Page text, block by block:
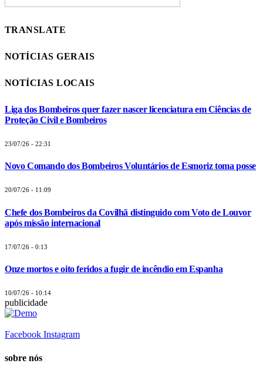
TRANSLATE
NOTÍCIAS GERAIS
NOTÍCIAS LOCAIS
Liga dos Bombeiros quer fazer nascer licenciatura em Ciências de
Proteção Civil e Bombeiros
23/07/26 - 22:31
Novo Comando dos Bombeiros Voluntários de Esmoriz toma posse
20/07/26 - 11:09
Chefe dos Bombeiros da Covilhã distinguido com Voto de Louvor
após missão internacional
17/07/26 - 0:13
Onze mortos e oito feridos a fugir de incêndio em Espanha
10/07/26 - 10:14
publicidade
Facebook Instagram
sobre nós